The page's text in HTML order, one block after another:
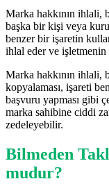
Marka hakkının ihlali,
başka bir kişi veya
benzer bir işaretin
ihlal eder ve
Marka hakkının ihlali,
kopyalaması, işareti
başvuru yapması gibi
marka sahibine ciddi
zedeleyebilir.
Bilmeden
mudur?